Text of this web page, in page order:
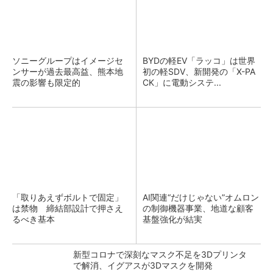
ソニーグループはイメージセ
ンサーが過去最高益、熊本地
震の影響も限定的
BYDの軽EV「ラッコ」は世界
初の軽SDV、新開発の「X-PA
CK」に電動システ...
「取りあえずボルトで固定」
は禁物 締結部設計で押さえ
るべき基本
AI関連“だけじゃない”オムロン
の制御機器事業、地道な顧客
基盤強化が結実
新型コロナで深刻なマスク不足を3Dプリンタ
で解消、イグアスが3Dマスクを開発